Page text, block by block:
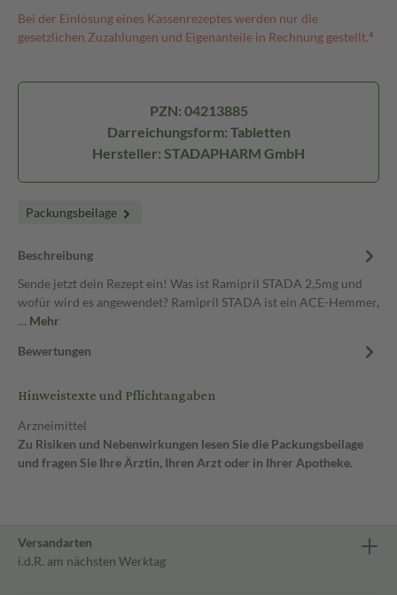
Bei der Einlösung eines Kassenrezeptes werden nur die
gesetzlichen Zuzahlungen und Eigenanteile in Rechnung gestellt.⁴
PZN: 04213885
Darreichungsform: Tabletten
Hersteller: STADAPHARM GmbH
Packungsbeilage
Beschreibung
Sende jetzt dein Rezept ein! Was ist Ramipril STADA 2,5mg und
wofür wird es angewendet? Ramipril STADA ist ein ACE-Hemmer,
… Mehr
Bewertungen
Hinweistexte und Pflichtangaben
Arzneimittel
Zu Risiken und Nebenwirkungen lesen Sie die Packungsbeilage
und fragen Sie Ihre Ärztin, Ihren Arzt oder in Ihrer Apotheke.
Versandarten
i.d.R. am nächsten Werktag